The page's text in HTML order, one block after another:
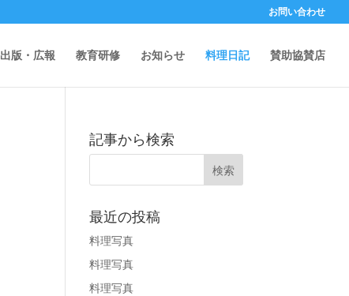
お問い合わせ
出版・広報 教育研修 お知らせ 料理日記 賛助協賛店
記事から検索
最近の投稿
料理写真
料理写真
料理写真